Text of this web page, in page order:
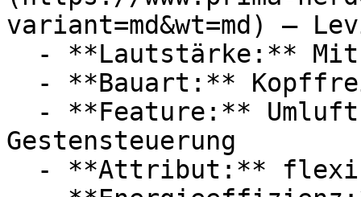
variant=md&wt=md) —
Gestensteuerung